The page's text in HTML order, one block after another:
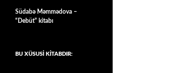
Südabə Məmmədova –
“Debüt” kitabı
BU XÜSUSİ KİTABDIR: